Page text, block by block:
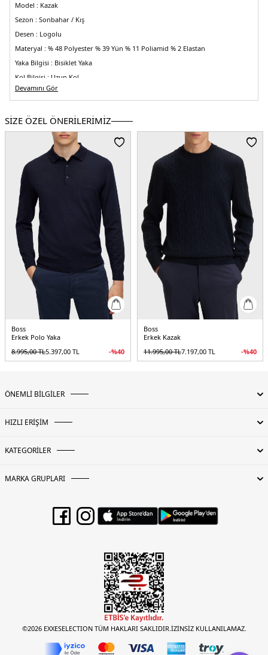
Model : Kazak
Sezon : Sonbahar / Kış
Desen : Logolu
Materyal : % 48 Polyester % 39 Yün % 11 Poliamid % 2 Elastan
Yaka Bilgisi : Bisiklet Yaka
Kol Bilgisi : Uzun Kol
Kalıp Bilgisi :Regular Fit
5DK150547507402.12
Devamını Gör
SİZE ÖZEL ÖNERİLERİMİZ
Boss
Erkek Polo Yaka
8.995,00TL5.397,00 TL -%40
Boss
Erkek Kazak
11.995,00TL7.197,00 TL -%40
ÖNEMLİ BİLGİLER
HIZLI ERİŞİM
KATEGORİLER
MARKA GRUPLARI
©2026 EXXESELECTION TÜM HAKLARI SAKLIDIR.İZİNSİZ KULLANILAMAZ.